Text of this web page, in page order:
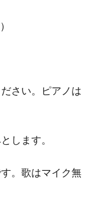
さい。ピアノは
ます。
歌はマイク無